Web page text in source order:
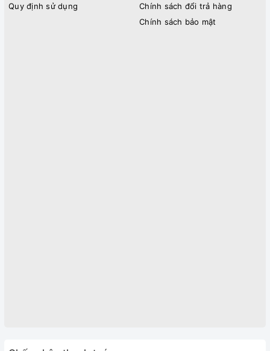
Quy định sử dụng
Chính sách đổi trả hàng
Chính sách bảo mật